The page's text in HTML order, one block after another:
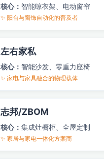
核心： 智能晾衣架、电动窗帘
✨ 阳台与窗饰自动化的普及者
左右家私
核心： 智能沙发、零重力座椅
✨ 家电与家具融合的物理载体
志邦/ZBOM
核心： 集成灶橱柜、全屋定制
✨ 家居与家电一体化方案商